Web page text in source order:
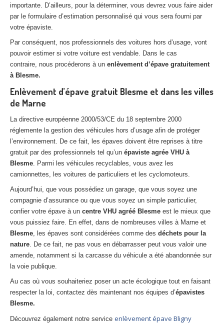
importante. D’ailleurs, pour la déterminer, vous devrez vous faire aider
par le formulaire d’estimation personnalisé qui vous sera fourni par
votre épaviste.
Par conséquent, nos professionnels des voitures hors d’usage, vont
pouvoir estimer si votre voiture est vendable. Dans le cas
contraire, nous procéderons à un enlèvement d’épave gratuitement
à Blesme.
Enlèvement d’épave gratuit Blesme et dans les villes
de Marne
La directive européenne 2000/53/CE du 18 septembre 2000
réglemente la gestion des véhicules hors d’usage afin de protéger
l’environnement. De ce fait, les épaves doivent être reprises à titre
gratuit par des professionnels tel qu’un épaviste agrée VHU à
Blesme. Parmi les véhicules recyclables, vous avez les
camionnettes, les voitures de particuliers et les cyclomoteurs.
Aujourd’hui, que vous possédiez un garage, que vous soyez une
compagnie d’assurance ou que vous soyez un simple particulier,
confier votre épave à un centre VHU agréé Blesme est le mieux que
vous puissiez faire. En effet, dans de nombreuses villes à Marne et
Blesme, les épaves sont considérées comme des déchets pour la
nature. De ce fait, ne pas vous en débarrasser peut vous valoir une
amende, notamment si la carcasse du véhicule a été abandonnée sur
la voie publique.
Au cas où vous souhaiteriez poser un acte écologique tout en faisant
respecter la loi, contactez dès maintenant nos équipes d’épavistes
Blesme.
Découvrez également notre service enlèvement épave Bligny